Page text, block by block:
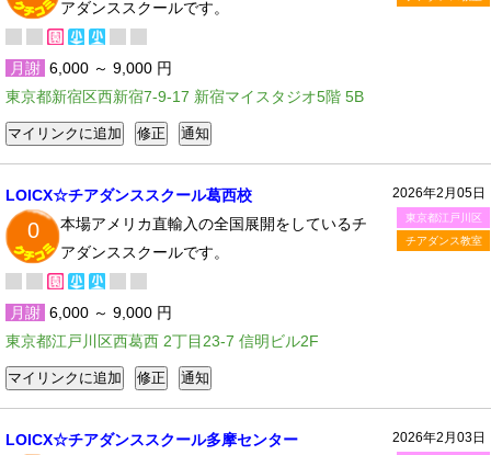
アダンススクールです。
月謝 6,000 ～ 9,000 円
東京都新宿区西新宿7-9-17 新宿マイスタジオ5階 5B
2026年2月05日
東京都江戸川区
チアダンス教室
LOICX☆チアダンススクール葛西校
0
本場アメリカ直輸入の全国展開をしているチ
アダンススクールです。
月謝 6,000 ～ 9,000 円
東京都江戸川区西葛西 2丁目23-7 信明ビル2F
2026年2月03日
LOICX☆チアダンススクール多摩センター